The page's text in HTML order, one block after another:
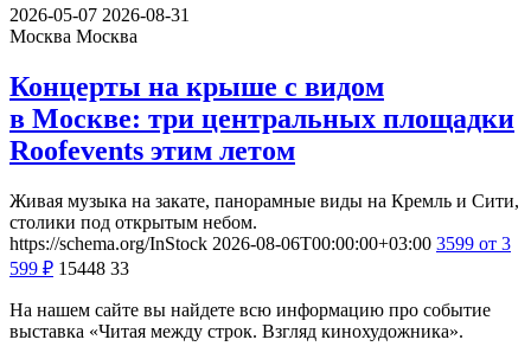
2026-05-07 2026-08-31
Москва Москва
Концерты на крыше с видом
в Москве: три центральных площадки
Roofevents этим летом
Живая музыка на закате, панорамные виды на Кремль и Сити,
столики под открытым небом.
https://schema.org/InStock 2026-08-06T00:00:00+03:00 3599 от 3
599 ₽ 15448 33
На нашем сайте вы найдете всю информацию про событие
выставка «Читая между строк. Взгляд кинохудожника».